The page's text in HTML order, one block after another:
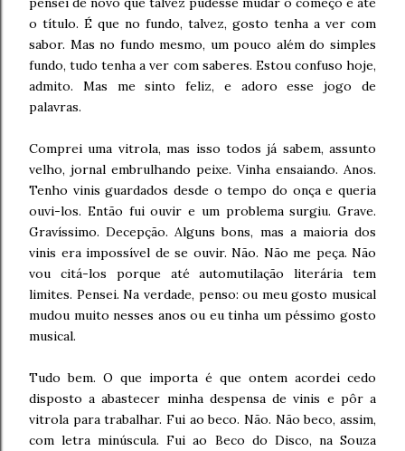
o título. É que no fundo, talvez, gosto tenha a ver com
sabor. Mas no fundo mesmo, um pouco além do simples
fundo, tudo tenha a ver com saberes. Estou confuso hoje,
admito. Mas me sinto feliz, e adoro esse jogo de
palavras.
Comprei uma vitrola, mas isso todos já sabem, assunto
velho, jornal embrulhando peixe. Vinha ensaiando. Anos.
Tenho vinis guardados desde o tempo do onça e queria
ouvi-los. Então fui ouvir e um problema surgiu. Grave.
Gravíssimo. Decepção. Alguns bons, mas a maioria dos
vinis era impossível de se ouvir. Não. Não me peça. Não
vou citá-los porque até automutilação literária tem
limites. Pensei. Na verdade, penso: ou meu gosto musical
mudou muito nesses anos ou eu tinha um péssimo gosto
musical.
Tudo bem. O que importa é que ontem acordei cedo
disposto a abastecer minha despensa de vinis e pôr a
vitrola para trabalhar. Fui ao beco. Não. Não beco, assim,
com letra minúscula. Fui ao Beco do Disco, na Souza